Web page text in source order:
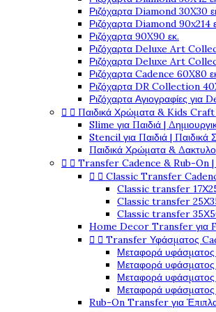
Ριζόχαρτα Diamond 30X30
Ριζόχαρτα Diamond 90x214
Ριζόχαρτα 90X90 εκ.
Ριζόχαρτα Deluxe Art
Ριζόχαρτα Deluxe Art
Ριζόχαρτα Cadence 60X80
Ριζόχαρτα DR Collection
Ριζόχαρτα Αγιογραφίες για
  Παιδικά Χρώματα & Kids Craft |
Slime για Παιδιά |
Stencil για Παιδιά | Παιδικά
Παιδικά Χρώματα &
  Transfer Cadence & Rub-On |
  Classic Transfer
Classic transfer
Classic transfer
Classic transfer
Home Decor Transfer για
  Transfer Υφάσματος
Μεταφορά υφάσματος
Μεταφορά υφάσματος
Μεταφορά υφάσματος
Μεταφορά υφάσματος
Rub-On Transfer για